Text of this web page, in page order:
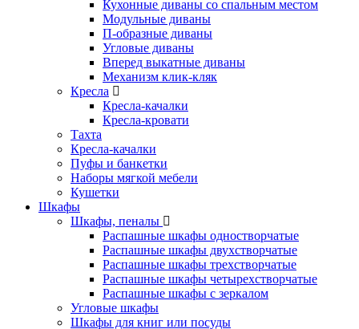
Кухонные диваны со спальным местом
Модульные диваны
П-образные диваны
Угловые диваны
Вперед выкатные диваны
Механизм клик-кляк
Кресла
Кресла-качалки
Кресла-кровати
Тахта
Кресла-качалки
Пуфы и банкетки
Наборы мягкой мебели
Кушетки
Шкафы
Шкафы, пеналы
Распашные шкафы одностворчатые
Распашные шкафы двухстворчатые
Распашные шкафы трехстворчатые
Распашные шкафы четырехстворчатые
Распашные шкафы с зеркалом
Угловые шкафы
Шкафы для книг или посуды